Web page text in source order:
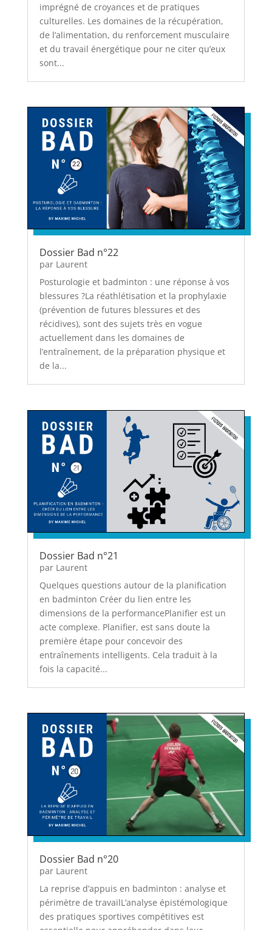
imprégné de croyances et de pratiques
culturelles. Les domaines de la récupération,
de l’alimentation, du renforcement musculaire
et du travail énergétique pour ne citer qu’eux
sont...
Dossier Bad n°22
par Laurent
Posturologie et badminton : une réponse à vos
blessures ?La réathlétisation et la prophylaxie
(prévention de futures blessures et des
récidives), sont des sujets très en vogue
actuellement dans les domaines de
l’entraînement, de la préparation physique et
de la...
Dossier Bad n°21
par Laurent
Quelques questions autour de la planification
en badminton Créer du lien entre les
dimensions de la performancePlanifier est un
acte complexe. Planifier, est sans doute la
première étape pour concevoir des
entraînements intelligents. Cela traduit à la
fois la capacité...
Dossier Bad n°20
par Laurent
La reprise d’appuis en badminton : analyse et
périmètre de travailL’analyse épistémologique
des pratiques sportives compétitives est